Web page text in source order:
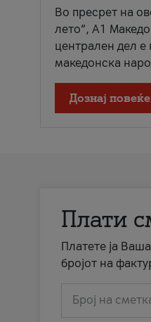
Во пресрет на
лето“, А1
централен дел е
македонска
Дознај повеќе
Плати
Платете ја
бројот на
Број на